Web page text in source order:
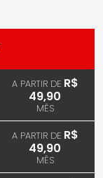
A PARTIR DE R$
49,90
MÊS
A PARTIR DE R$
49,90
MÊS